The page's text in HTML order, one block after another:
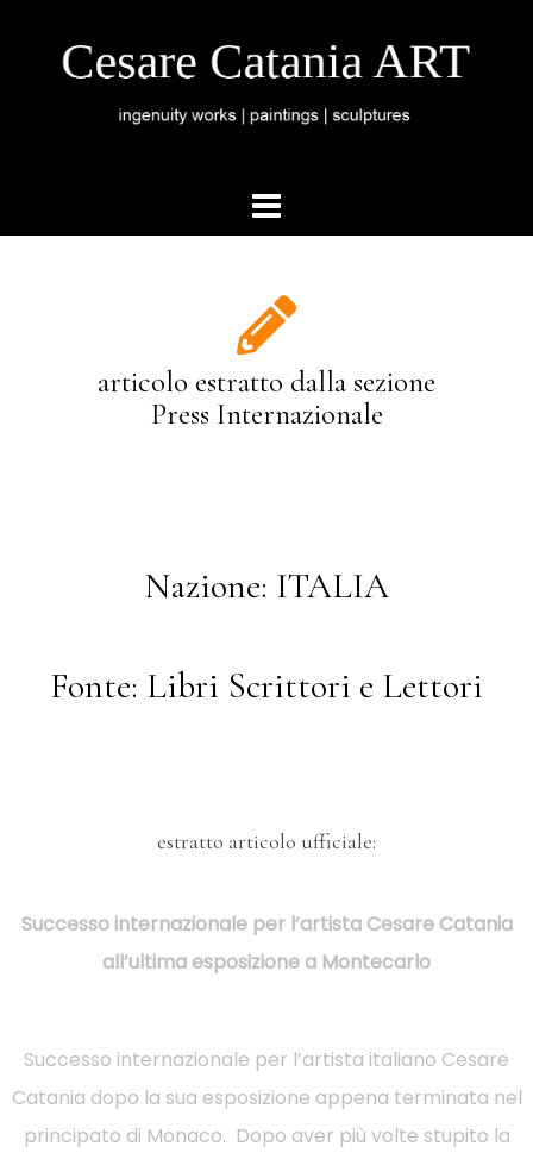
articolo estratto dalla sezione
Press Internazionale
Nazione: ITALIA
Fonte: Libri Scrittori e Lettori
estratto articolo ufficiale:
Successo internazionale per l’artista Cesare Catania
all’ultima esposizione a Montecarlo
Successo internazionale per l’artista italiano Cesare
Catania dopo la sua esposizione appena terminata nel
principato di Monaco. Dopo aver più volte stupito la